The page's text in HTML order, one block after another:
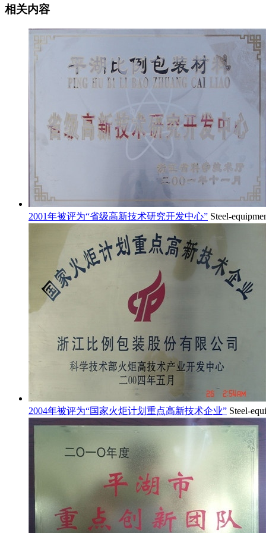
相关内容
2001年被评为“省级高新技术研究开发中心” Steel-
2004年被评为“国家火炬计划重点高新技术企业” Steel-